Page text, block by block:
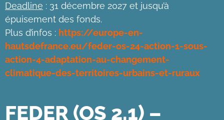
Deadline : 31 décembre 2027 et jusqu’à
épuisement des fonds.
Plus d’infos : https://europe-en-
hautsdefrance.eu/feder-os-24-action-1-sous-
action-4-adaptation-au-changement-
climatique-des-territoires-urbains-et-ruraux
FEDER (OS 2.1) –